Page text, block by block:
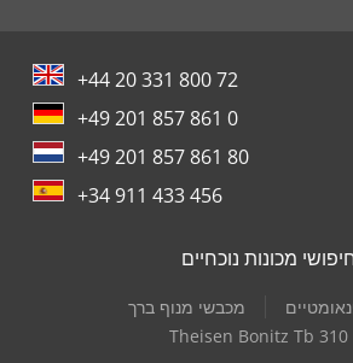
+44 20 331 800 72
+49 201 857 861 0
+49 201 857 861 80
+34 911 433 456
מכבשי מנוף ברך
Theisen Bonitz Tb 310